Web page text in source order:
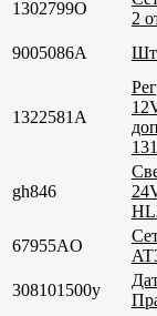
1302799O
2
9005086A
1322581A
gh846
67955AO
308101500у